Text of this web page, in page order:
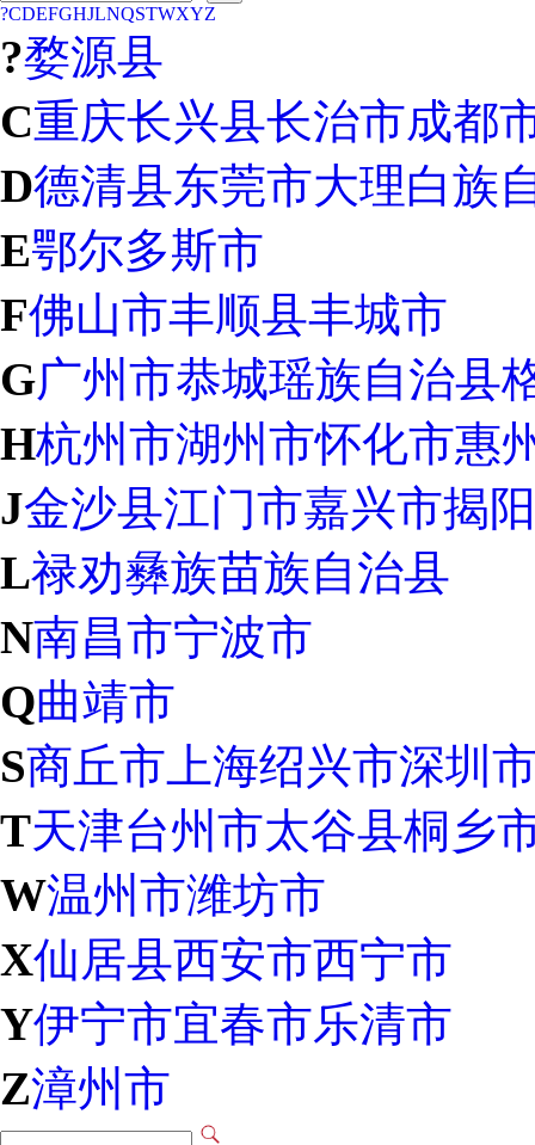
?CDEFGHJLNQSTWXYZ
?婺源县
C重庆长兴县长治市成都
D德清县东莞市大理白族
E鄂尔多斯市
F佛山市丰顺县丰城市
G广州市恭城瑶族自治县
H杭州市湖州市怀化市惠
J金沙县江门市嘉兴市揭
L禄劝彝族苗族自治县
N南昌市宁波市
Q曲靖市
S商丘市 上海绍兴市深圳
T天津台州市太谷县桐乡
W温州市潍坊市
X仙居县西安市西宁市
Y伊宁市宜春市乐清市
Z漳州市